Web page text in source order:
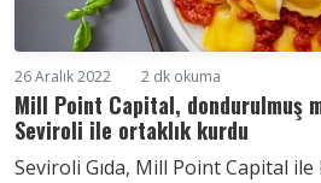
26 Aralık 2022 2 dk okuma
Mill Point Capital, dondurulmuş
Seviroli ile ortaklık kurdu
Seviroli Gıda, Mill Point Capital